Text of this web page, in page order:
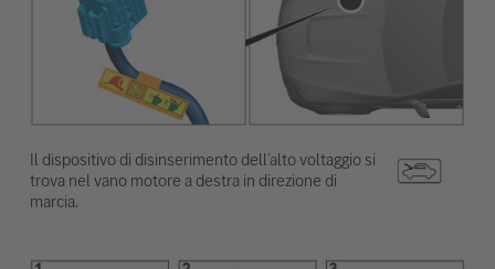
Il dispositivo di disinserimento dell’alto voltaggio si
trova nel vano motore a destra in direzione di
marcia.